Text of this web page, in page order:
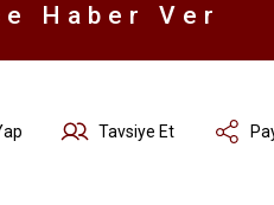
Haber Ver
Tavsiye Et